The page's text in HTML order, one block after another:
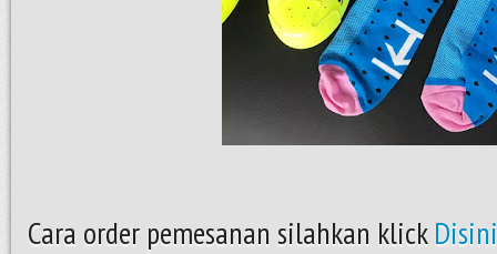
Cara order pemesanan silahkan klickDisini